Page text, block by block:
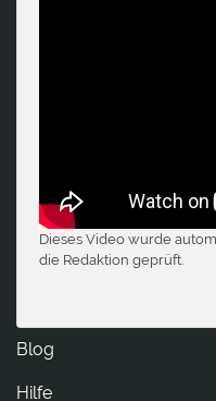
Dieses Video wurde
die Redaktion geprüft.
Blog
Hilfe